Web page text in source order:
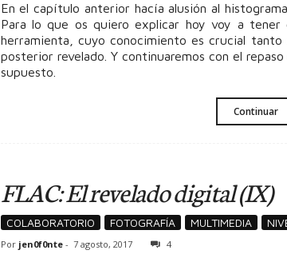
En el capítulo anterior hacía alusión al
Para lo que os quiero explicar hoy voy a
herramienta, cuyo conocimiento es crucial
posterior revelado. Y continuaremos con el
supuesto.
Continuar
FLAC: El revelado digital (IX)
COLABORATORIO FOTOGRAFÍA MULTIMEDIA
Por jen0f0nte- 7 agosto, 2017 4